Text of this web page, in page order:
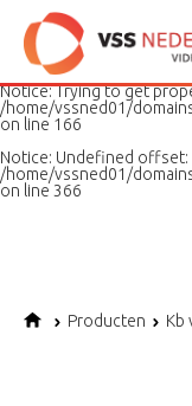
Notice: Undefined
/home/vssned01/
on line
187
Notice: Trying to get
/home/vssned01/
on line 166
Notice: Undefined offset:
/home/vssned01/
on line 366
Producten Kb